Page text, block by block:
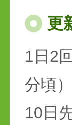
更
1日2
分頃
10日